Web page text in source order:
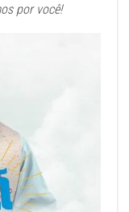
por você!